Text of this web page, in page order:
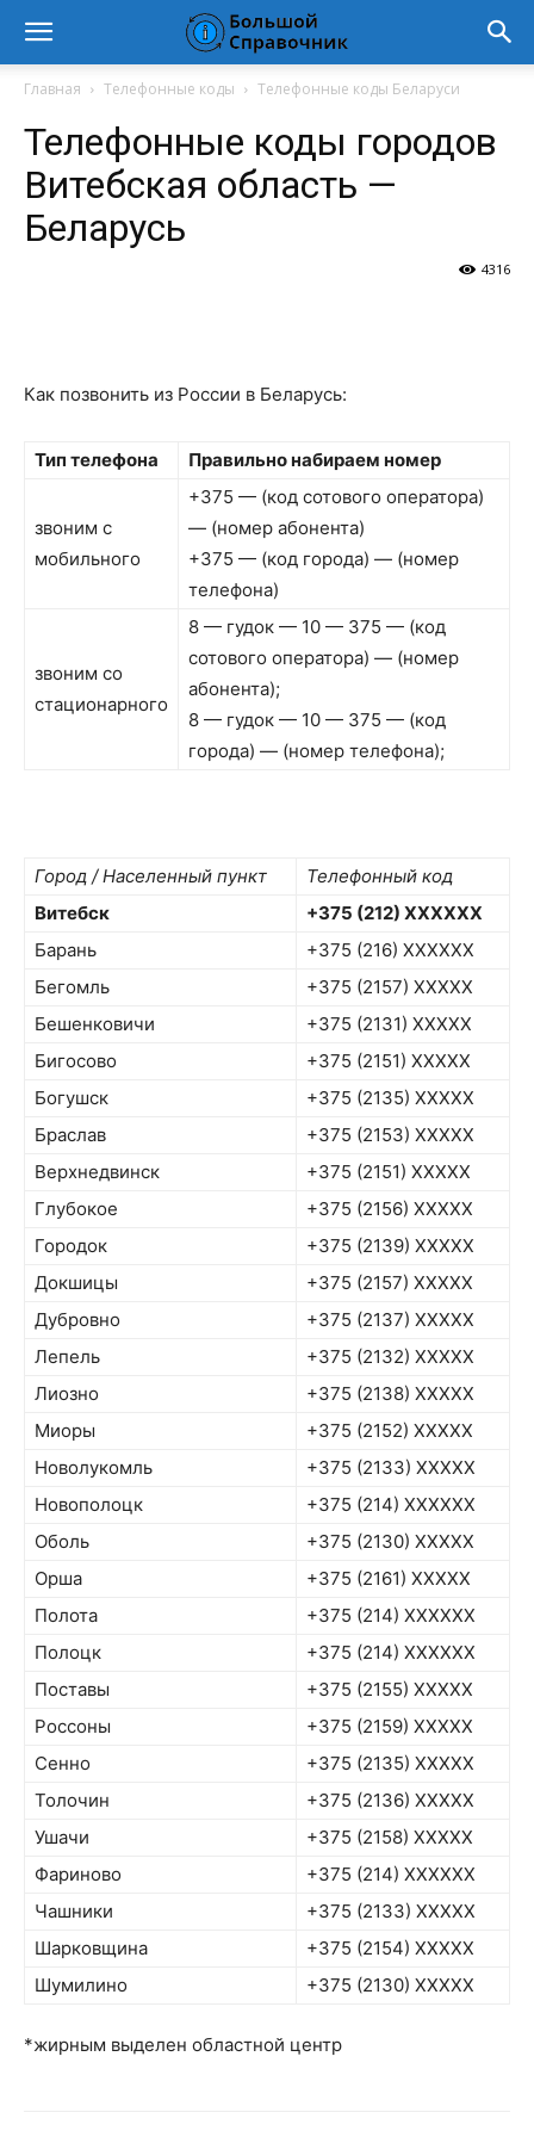
Главная Телефонные коды Телефонные коды Беларуси
Телефонные коды городов
Витебская область —
Беларусь
4316
Как позвонить из России в Беларусь:
Тип телефона Правильно набираем номер
звоним с
мобильного
+375 — (код сотового оператора)
— (номер абонента)
+375 — (код города) — (номер
телефона)
звоним со
стационарного
8 — гудок — 10 — 375 — (код
сотового оператора) — (номер
абонента);
8 — гудок — 10 — 375 — (код
города) — (номер телефона);
Город / Населенный пункт
Телефонный код
Витебск
+375 (212) XXXXXX
Барань
+375 (216) XXXXXX
Бегомль
+375 (2157) XXXXX
Бешенковичи
+375 (2131) XXXXX
Бигосово
+375 (2151) XXXXX
Богушск
+375 (2135) XXXXX
Браслав
+375 (2153) XXXXX
Верхнедвинск
+375 (2151) XXXXX
Глубокое
+375 (2156) XXXXX
Городок
+375 (2139) XXXXX
Докшицы
+375 (2157) XXXXX
Дубровно
+375 (2137) XXXXX
Лепель
+375 (2132) XXXXX
Лиозно
+375 (2138) XXXXX
Миоры
+375 (2152) XXXXX
Новолукомль
+375 (2133) XXXXX
Новополоцк
+375 (214) XXXXXX
Оболь
+375 (2130) XXXXX
Орша
+375 (2161) XXXXX
Полота
+375 (214) XXXXXX
Полоцк
+375 (214) XXXXXX
Поставы
+375 (2155) XXXXX
Россоны
+375 (2159) XXXXX
Сенно
+375 (2135) XXXXX
Толочин
+375 (2136) XXXXX
Ушачи
+375 (2158) XXXXX
Фариново
+375 (214) XXXXXX
Чашники
+375 (2133) XXXXX
Шарковщина
+375 (2154) XXXXX
Шумилино
+375 (2130) XXXXX
*жирным выделен областной центр